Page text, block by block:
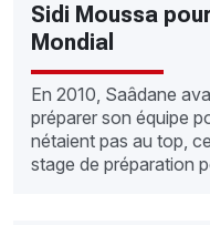
Sidi Moussa
Mondial
En 2010, Saâdane
préparer son équipe
nétaient pas au top,
stage de préparation